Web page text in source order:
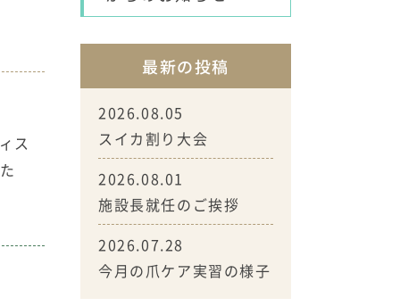
ス
最新の投稿
2026.08.05
スイカ割り大会
2026.08.01
施設長就任のご挨拶
2026.07.28
今月の爪ケア実習の様子